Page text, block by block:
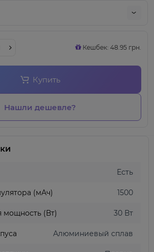
Кешбек: 48.95 грн.
Купить
Нашли дешевле?
Есть
(мАч) 1500
мощность (Вт) 30 Вт
Алюминиевый сплав